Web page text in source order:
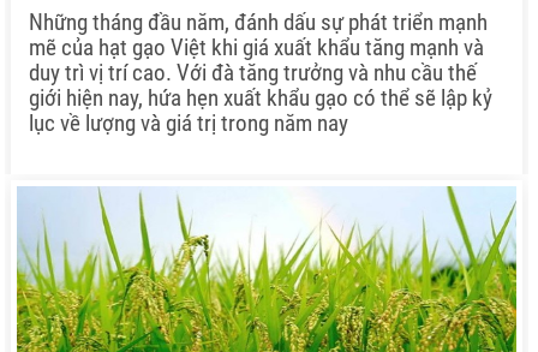
Những tháng đầu năm, đánh dấu sự phát triển mạnh
mẽ của hạt gạo Việt khi giá xuất khẩu tăng mạnh và
duy trì vị trí cao. Với đà tăng trưởng và nhu cầu thế
giới hiện nay, hứa hẹn xuất khẩu gạo có thể sẽ lập kỷ
lục về lượng và giá trị trong năm nay